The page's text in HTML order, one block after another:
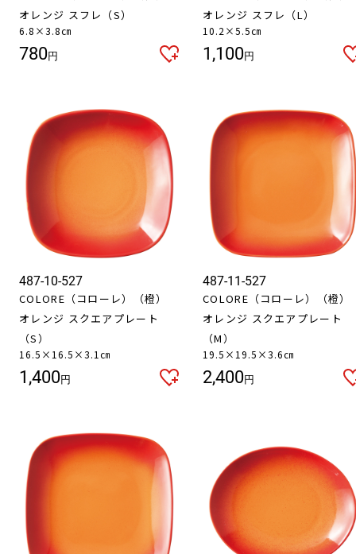
オレンジ スフレ（S）
6.8×3.8㎝
780円
オレンジ スフレ（L）
10.2×5.5㎝
1,100円
487-10-527
COLORE（コローレ）（橙）
オレンジ スクエアプレート
（S）
16.5×16.5×3.1㎝
1,400円
487-11-527
COLORE（コローレ）（橙）
オレンジ スクエアプレート
（M）
19.5×19.5×3.6㎝
2,400円